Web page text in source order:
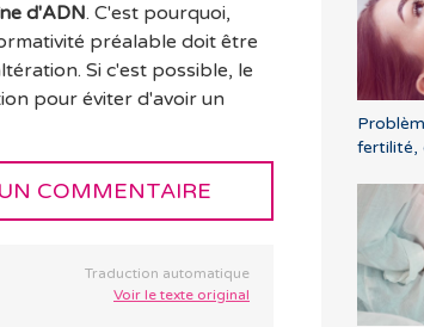
d'ADN. C'est pourquoi,
préalable doit être
Si c'est possible, le
pour éviter d'avoir un
COMMENTAIRE
Traduction automatique
Voir le texte original
fertilité,